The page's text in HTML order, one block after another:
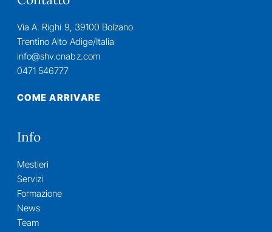
Via A. Righi 9, 39100 Bolzano
Trentino Alto Adige/Italia
info@shv.cnabz.com
0471 546777
COME ARRIVARE
Info
Mestieri
Servizi
Formazione
News
Team